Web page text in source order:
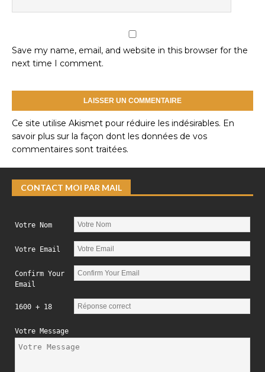
Save my name, email, and website in this browser for the
next time I comment.
Ce site utilise Akismet pour réduire les indésirables. En
savoir plus sur la façon dont les données de vos
commentaires sont traitées.
CONTACT MOI PAR MAIL
Votre Nom
Votre Email
Confirm Your
Email
1600 + 18
Votre Message